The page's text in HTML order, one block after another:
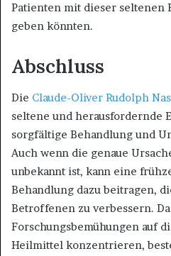
Patienten mit dieser seltenen
geben könnten.
Abschluss
Die Claude-Oliver Rudolph
seltene und herausfordernde
sorgfältige Behandlung und
Auch wenn die genaue
unbekannt ist, kann eine
Behandlung dazu beitragen,
Betroffenen zu verbessern.
Forschungsbemühungen auf
Heilmittel konzentrieren,